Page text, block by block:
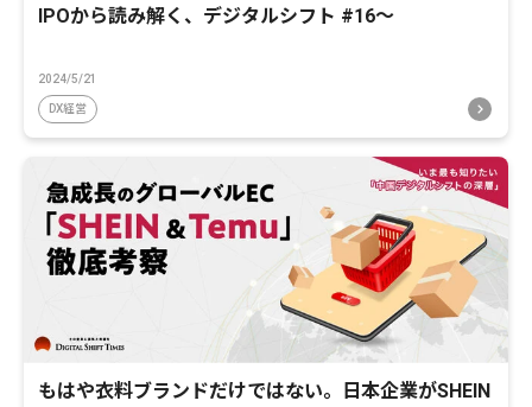
IPOから読み解く、デジタルシフト #16〜
2024/5/21
DX経営
もはや衣料ブランドだけではない。日本企業がSHEIN